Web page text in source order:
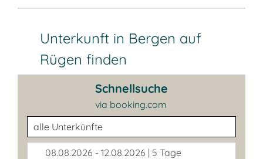
Unterkunft in Bergen auf
Rügen finden
Schnellsuche
via booking.com
Unterkunftsart
08.08.2026 - 12.08.2026 | 5 Tage